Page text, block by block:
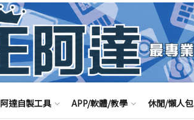
阿達自製工具 APP/軟體/教學 休閒/懶人包